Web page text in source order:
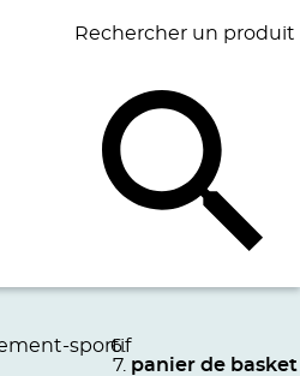
Rechercher un produit
BAGAGERIE BUREAU
sportif
panier de basket